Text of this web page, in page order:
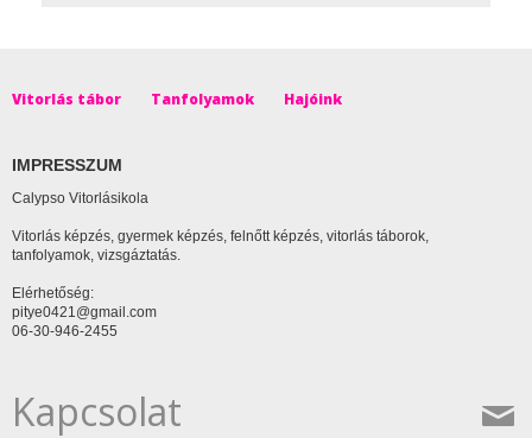
Vitorlás tábor Tanfolyamok Hajóink
IMPRESSZUM
Calypso Vitorlásikola
Vitorlás képzés, gyermek képzés, felnőtt képzés, vitorlás táborok,
tanfolyamok, vizsgáztatás.
Elérhetőség:
pitye0421@gmail.com
06-30-946-2455
Kapcsolat